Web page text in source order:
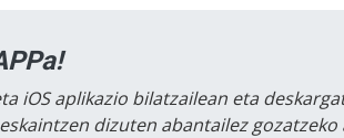
iOS aplikazio bilatzailean eta
dizuten abantailez gozatzeko